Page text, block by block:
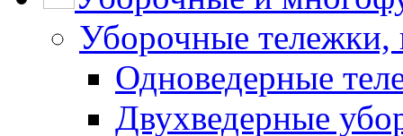
Уборочные тележки,
Одноведерные
Двухведерные